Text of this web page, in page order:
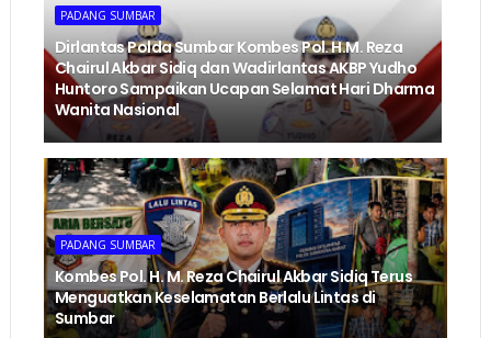
PADANG SUMBAR
Dirlantas Polda Sumbar Kombes Pol. H.M. Reza
Chairul Akbar Sidiq dan Wadirlantas AKBP Yudho
Huntoro Sampaikan Ucapan Selamat Hari Dharma
Wanita Nasional
PADANG SUMBAR
Kombes Pol. H. M. Reza Chairul Akbar Sidiq Terus
Menguatkan Keselamatan Berlalu Lintas di
Sumbar